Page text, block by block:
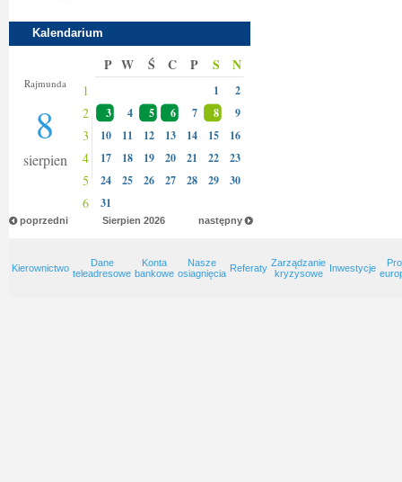
Kalendarium
Rajmunda
8
sierpien
P W Ś C P S N
1 1 2
2 3 4 5 6 7 8 9
3 10 11 12 13 14 15 16
4 17 18 19 20 21 22 23
5 24 25 26 27 28 29 30
6 31
poprzedni następny
Sierpien 2026
Kierownictwo
Dane
teleadresowe
Konta
bankowe
Nasze
osiagnięcia Referaty Zarządzanie
kryzysowe
Inwestycje